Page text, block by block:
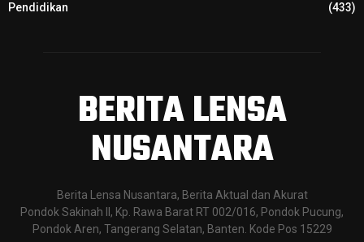
Pendidikan
(433)
BERITA LENSA
NUSANTARA
Berita Lensa Nusantara, Berita Aktual dan Akurat
Pondok Sakinah II, Kp. Rawa Barat RT 002/016, Pondok Pucung,
Pondok Aren, Tangerang Selatan, Banten. Kode Pos 15229